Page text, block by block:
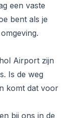
een vaste
bent als je
Airport zijn
Is de weg
komt dat voor
bij ons in de